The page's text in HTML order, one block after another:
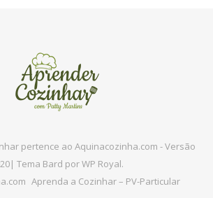
pertence ao Aquinacozinha.com - Versão
Tema Bard porWP Royal.
Aprenda a Cozinhar – PV-Particular